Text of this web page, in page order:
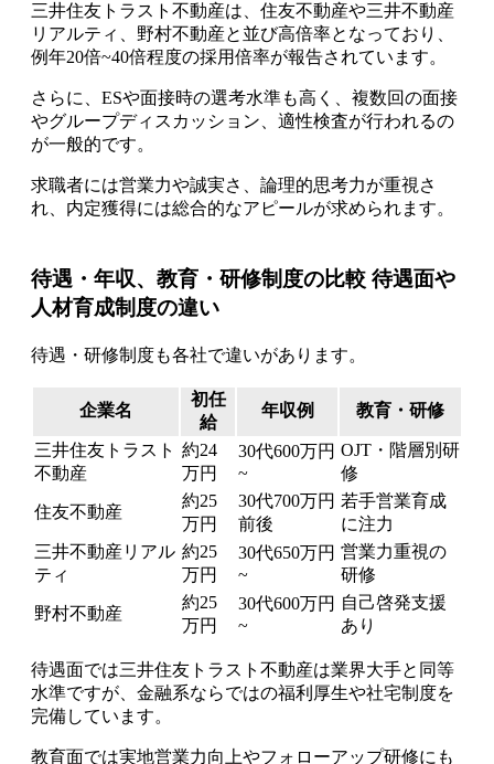
三井住友トラスト不動産は、住友不動産や三井不動産
リアルティ、野村不動産と並び高倍率となっており、
例年20倍~40倍程度の採用倍率が報告されています。
さらに、ESや面接時の選考水準も高く、複数回の面接
やグループディスカッション、適性検査が行われるの
が一般的です。
求職者には営業力や誠実さ、論理的思考力が重視さ
れ、内定獲得には総合的なアピールが求められます。
待遇・年収、教育・研修制度の比較 待遇面や
人材育成制度の違い
待遇・研修制度も各社で違いがあります。
企業名
初任
給
年収例 教育・研修
三井住友トラスト
不動産
約24
万円
30代600万円
~
OJT・階層別研
修
住友不動産
約25
万円
30代700万円
前後
若手営業育成
に注力
三井不動産リアル
ティ
約25
万円
30代650万円
~
営業力重視の
研修
野村不動産
約25
万円
30代600万円
~
自己啓発支援
あり
待遇面では三井住友トラスト不動産は業界大手と同等
水準ですが、金融系ならではの福利厚生や社宅制度を
完備しています。
教育面では実地営業力向上やフォローアップ研修にも